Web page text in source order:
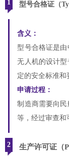
1 型号合格证（
含义：
型号合格证是
无人机的设计
定的安全标准和
申请过程：
制造商需要向
等，经过审查和
2 生产许可证（